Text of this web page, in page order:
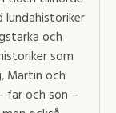
lundahistoriker
och
som
Martin och
far och son –